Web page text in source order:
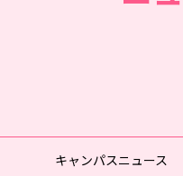
キャンパスニュース